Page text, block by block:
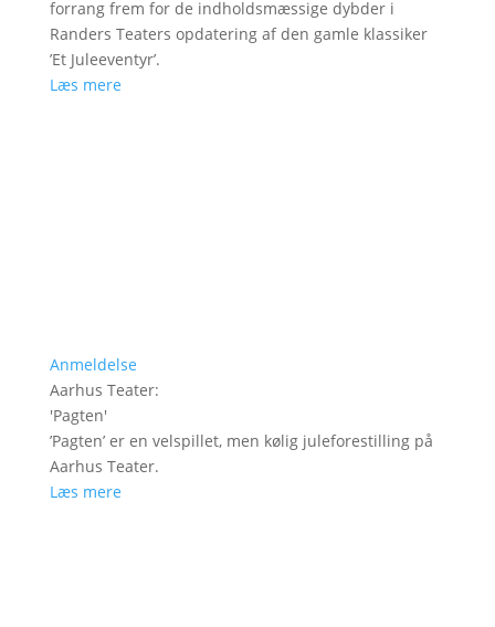
forrang frem for de indholdsmæssige dybder i
Randers Teaters opdatering af den gamle klassiker
’Et Juleeventyr’.
Læs mere
Anmeldelse
Aarhus Teater:
'Pagten'
’Pagten’ er en velspillet, men kølig juleforestilling på
Aarhus Teater.
Læs mere